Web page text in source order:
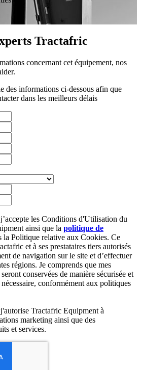
Tractafric
concernant cet équipement, nos
des informations ci-dessous afin que
dans les meilleurs délais
les Conditions d'Utilisation du
ainsi que la politique de
la Politique relative aux Cookies. Ce
et à ses prestataires tiers autorisés
de navigation sur le site et d’effectuer
régions. Je comprends que mes
conservées de manière sécurisée et
conformément aux politiques
Tractafric Equipment à
marketing ainsi que des
et services.